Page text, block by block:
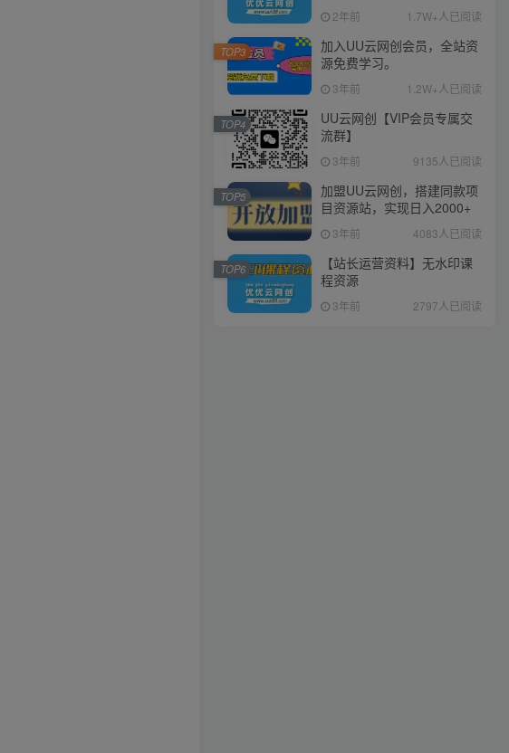
2年前 1.7W+人已阅读
加入UU云网创会员，全站资
源免费学习。
3年前 1.2W+人已阅读
TOP3
UU云网创【VIP会员专属交
流群】
3年前 9135人已阅读
TOP4
加盟UU云网创，搭建同款项
目资源站，实现日入2000+
3年前 4083人已阅读
TOP5
【站长运营资料】无水印课
程资源
3年前 2797人已阅读
TOP6